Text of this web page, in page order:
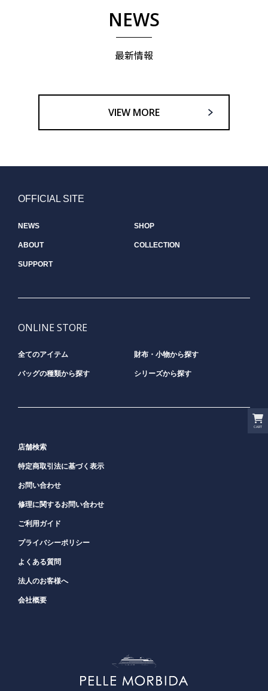
CART
NEWS
最新情報
VIEW MORE
OFFICIAL SITE
NEWS SHOP
ABOUT COLLECTION
SUPPORT
ONLINE STORE
全てのアイテム 財布・小物から探す
バッグの種類から探す シリーズから探す
店舗検索
特定商取引法に基づく表示
お問い合わせ
修理に関するお問い合わせ
ご利用ガイド
プライバシーポリシー
よくある質問
法人のお客様へ
会社概要